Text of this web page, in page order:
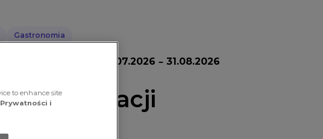
Gastronomia
06.07.2026 – 31.08.2026
w aplikacji
to enhance site
i